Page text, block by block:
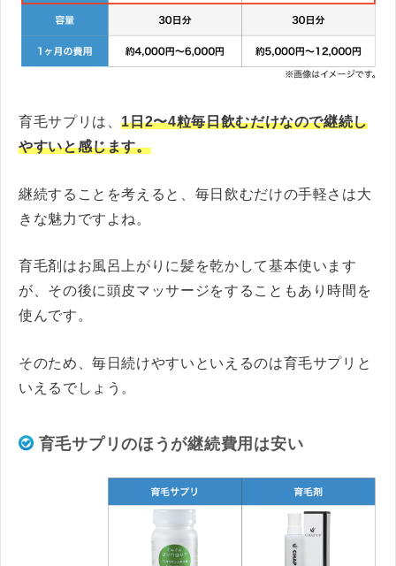
育毛サプリは、1日2〜4粒毎日飲むだけなので継続し
やすいと感じます。
継続することを考えると、毎日飲むだけの手軽さは大
きな魅力ですよね。
育毛剤はお風呂上がりに髪を乾かして基本使います
が、その後に頭皮マッサージをすることもあり時間を
使んです。
そのため、毎日続けやすいといえるのは育毛サプリと
いえるでしょう。
育毛サプリのほうが継続費用は安い